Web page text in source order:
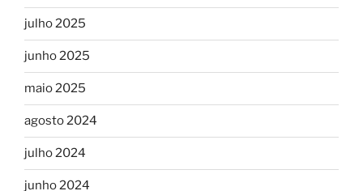
julho 2025
junho 2025
maio 2025
agosto 2024
julho 2024
junho 2024